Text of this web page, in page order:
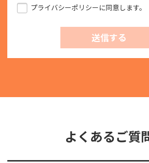
て適法かつ公正な手段を用い、同意を
個人情報を利用する際は、本人に明示
は公表した利用目的の範囲内に限定し
2. 安全対策の実施について
構築し、個人情報への不正アクセス、個
洩、滅失または毀損等の的確な防止とセ
プライバシーポリシーに同意します。
送信する
よくあるご質